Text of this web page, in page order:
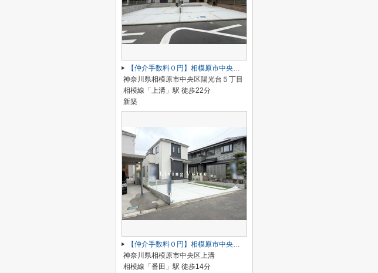
【仲介手数料０円】相模原市中央区陽光台5丁目 新築一戸建て
神奈川県相模原市中央区陽光台５丁目
相模線「上溝」駅 徒歩22分
新築
【仲介手数料０円】相模原市中央区上溝 新築一戸建て
神奈川県相模原市中央区上溝
相模線「番田」駅 徒歩14分